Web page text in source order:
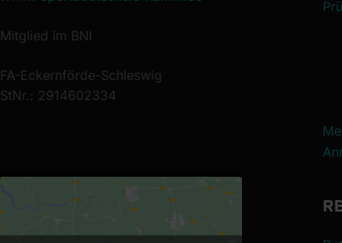
Mitglied im BNI
FA-Eckernförde-Schleswig
StNr.: 2914602334